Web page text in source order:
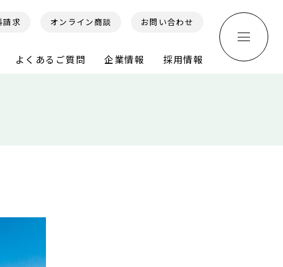
請求 オンライン商談 お問い合わせ
よくあるご質問 企業情報 採用情報